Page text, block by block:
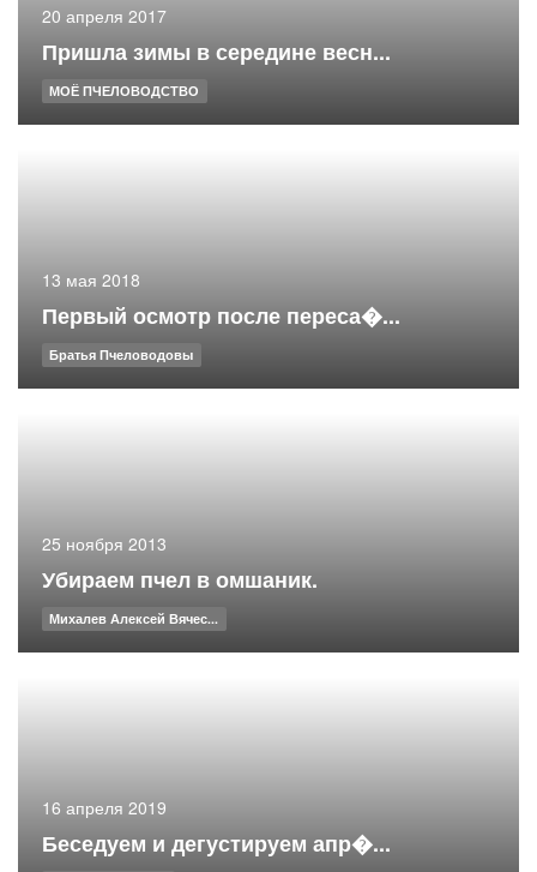
20 апреля 2017
Пришла зимы в середине весн...
МОЁ ПЧЕЛОВОДСТВО
13 мая 2018
Первый осмотр после переса�...
Братья Пчеловодовы
25 ноября 2013
Убираем пчел в омшаник.
Михалев Алексей Вячес...
16 апреля 2019
Беседуем и дегустируем апр�...